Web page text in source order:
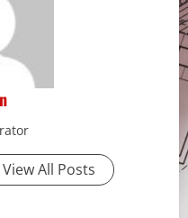
View All Posts